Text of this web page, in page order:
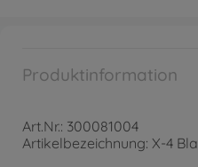
Produktinformation
Art.Nr.: 300081004
Artikelbezeichnung: X-4